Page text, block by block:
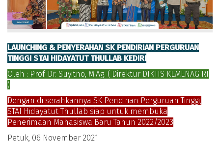
LAUNCHING & PENYERAHAN SK PENDIRIAN PERGURUAN
TINGGI STAI HIDAYATUT THULLAB KEDIRI
Oleh : Prof. Dr. Suyitno, M.Ag. ( Direktur DIKTIS KEMENAG RI
)
Dengan di serahkannya SK Pendirian Perguruan Tinggi,
STAI Hidayatut Thullab siap untuk membuka
Penerimaan Mahasiswa Baru Tahun 2022/2023
Petuk, 06 November 2021